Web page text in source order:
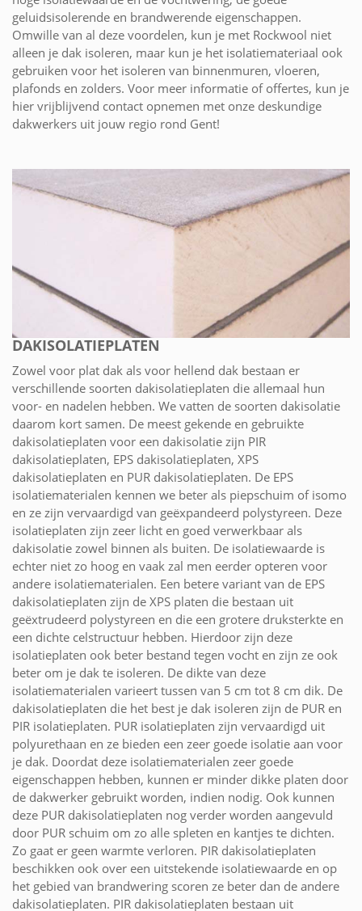
geluidsisolerende en brandwerende eigenschappen.
Omwille van al deze voordelen, kun je met Rockwool niet
alleen je dak isoleren, maar kun je het isolatiemateriaal ook
gebruiken voor het isoleren van binnenmuren, vloeren,
plafonds en zolders. Voor meer informatie of offertes, kun je
hier vrijblijvend contact opnemen met onze deskundige
dakwerkers uit jouw regio rond Gent!
DAKISOLATIEPLATEN
Zowel voor plat dak als voor hellend dak bestaan er
verschillende soorten dakisolatieplaten die allemaal hun
voor- en nadelen hebben. We vatten de soorten dakisolatie
daarom kort samen. De meest gekende en gebruikte
dakisolatieplaten voor een dakisolatie zijn PIR
dakisolatieplaten, EPS dakisolatieplaten, XPS
dakisolatieplaten en PUR dakisolatieplaten. De EPS
isolatiematerialen kennen we beter als piepschuim of isomo
en ze zijn vervaardigd van geëxpandeerd polystyreen. Deze
isolatieplaten zijn zeer licht en goed verwerkbaar als
dakisolatie zowel binnen als buiten. De isolatiewaarde is
echter niet zo hoog en vaak zal men eerder opteren voor
andere isolatiematerialen. Een betere variant van de EPS
dakisolatieplaten zijn de XPS platen die bestaan uit
geëxtrudeerd polystyreen en die een grotere druksterkte en
een dichte celstructuur hebben. Hierdoor zijn deze
isolatieplaten ook beter bestand tegen vocht en zijn ze ook
beter om je dak te isoleren. De dikte van deze
isolatiematerialen varieert tussen van 5 cm tot 8 cm dik. De
dakisolatieplaten die het best je dak isoleren zijn de PUR en
PIR isolatieplaten. PUR isolatieplaten zijn vervaardigd uit
polyurethaan en ze bieden een zeer goede isolatie aan voor
je dak. Doordat deze isolatiematerialen zeer goede
eigenschappen hebben, kunnen er minder dikke platen door
de dakwerker gebruikt worden, indien nodig. Ook kunnen
deze PUR dakisolatieplaten nog verder worden aangevuld
door PUR schuim om zo alle spleten en kantjes te dichten.
Zo gaat er geen warmte verloren. PIR dakisolatieplaten
beschikken ook over een uitstekende isolatiewaarde en op
het gebied van brandwering scoren ze beter dan de andere
dakisolatieplaten. PIR dakisolatieplaten bestaan uit